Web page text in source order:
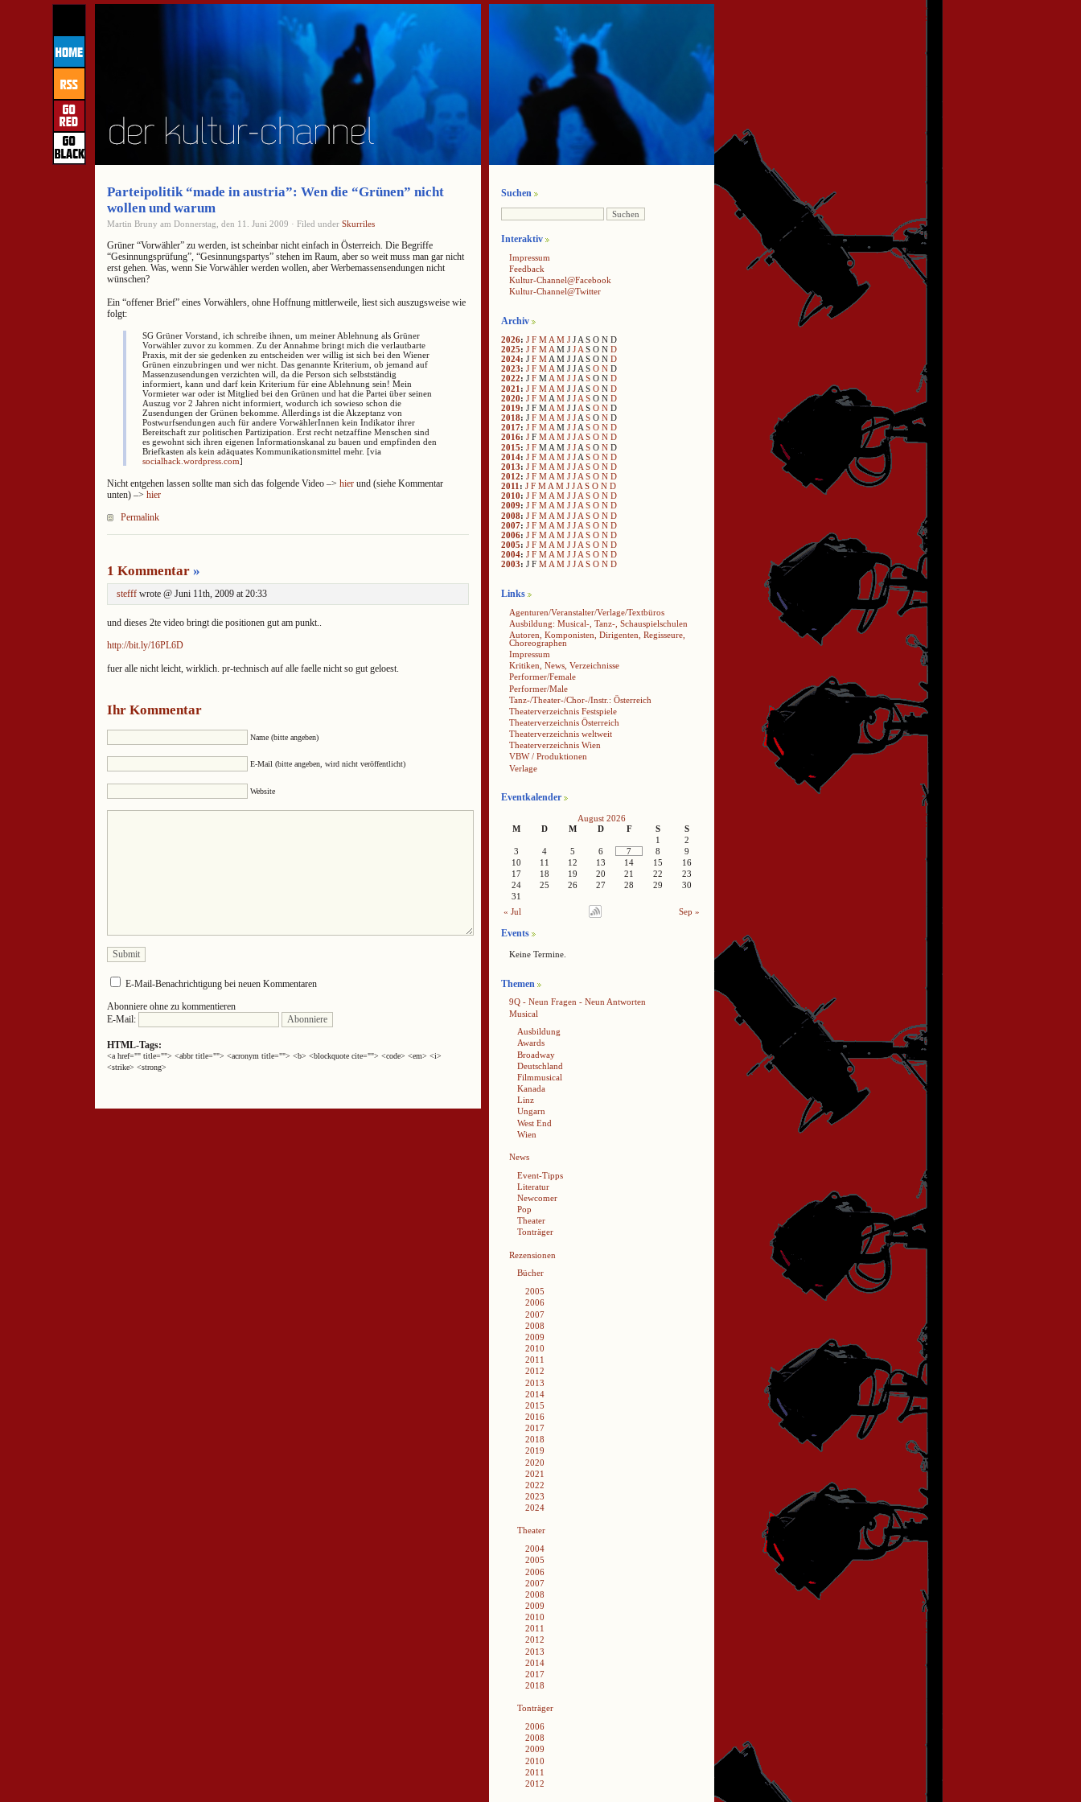
Parteipolitik “made in austria”: Wen die “Grünen” nicht
wollen und warum
Martin Bruny am Donnerstag, den 11. Juni 2009 · Filed under Skurriles
Grüner “Vorwähler” zu werden, ist scheinbar nicht einfach in Österreich. Die Begriffe
“Gesinnungsprüfung”, “Gesinnungspartys” stehen im Raum, aber so weit muss man gar nicht
erst gehen. Was, wenn Sie Vorwähler werden wollen, aber Werbemassensendungen nicht
wünschen?
Ein “offener Brief” eines Vorwählers, ohne Hoffnung mittlerweile, liest sich auszugsweise wie
folgt:
SG Grüner Vorstand, ich schreibe ihnen, um meiner Ablehnung als Grüner
Vorwähler zuvor zu kommen. Zu der Annahme bringt mich die verlautbarte
Praxis, mit der sie gedenken zu entscheiden wer willig ist sich bei den Wiener
Grünen einzubringen und wer nicht. Das genannte Kriterium, ob jemand auf
Massenzusendungen verzichten will, da die Person sich selbstständig
informiert, kann und darf kein Kriterium für eine Ablehnung sein! Mein
Vormieter war oder ist Mitglied bei den Grünen und hat die Partei über seinen
Auszug vor 2 Jahren nicht informiert, wodurch ich sowieso schon die
Zusendungen der Grünen bekomme. Allerdings ist die Akzeptanz von
Postwurfsendungen auch für andere VorwählerInnen kein Indikator ihrer
Bereitschaft zur politischen Partizipation. Erst recht netzaffine Menschen sind
es gewohnt sich ihren eigenen Informationskanal zu bauen und empfinden den
Briefkasten als kein adäquates Kommunikationsmittel mehr. [via
socialhack.wordpress.com]
Nicht entgehen lassen sollte man sich das folgende Video –> hier und (siehe Kommentar
unten) –> hier
Permalink
1 Kommentar »
stefff wrote @ Juni 11th, 2009 at 20:33
und dieses 2te video bringt die positionen gut am punkt..
http://bit.ly/16PL6D
fuer alle nicht leicht, wirklich. pr-technisch auf alle faelle nicht so gut geloest.
Ihr Kommentar
Name (bitte angeben)
E-Mail (bitte angeben, wird nicht veröffentlicht)
Website
E-Mail-Benachrichtigung bei neuen Kommentaren
Abonniere ohne zu kommentieren
E-Mail:
HTML-Tags:
<a href="" title=""> <abbr title=""> <acronym title=""> <b> <blockquote cite=""> <code> <em> <i>
<strike> <strong>
Suchen
Interaktiv
Impressum
Feedback
Kultur-Channel@Facebook
Kultur-Channel@Twitter
Archiv
2026: J F M A M J J A S O N D
2025: J F M A M J J A S O N D
2024: J F M A M J J A S O N D
2023: J F M A M J J A S O N D
2022: J F MA M J JA S O N D
2021 : J F M A M J J A S O N D
2020: J F M A M J J A S O N D
2019: J F M A M J J A S O N D
2018: J F M A M J J A S O N D
2017: J F M A M J J A S O N D
2016: J F M A M J J A S O N D
2015: J F M A M J J A S O N D
2014: J F M A M J J A S O N D
2013: J F M A M J J A S O N D
2012: J F M A M J J A S O N D
2011 : J F M A M J J A S O N D
2010: J F M A M J J A S O N D
2009: J F MA M J JA S O N D
2008: J F M A M J J A S O N D
2007: J F M A M J J A S O N D
2006: J F M A M J J A S O N D
2005: J F M A M J J A S O N D
2004: J F M A M J J A S O N D
2003: J F M A M J J A S O N D
Links
Agenturen/Veranstalter/Verlage/Textbüros
Ausbildung: Musical-, Tanz-, Schauspielschulen
Autoren, Komponisten, Dirigenten, Regisseure,
Choreographen
Impressum
Kritiken, News, Verzeichnisse
Performer/Female
Performer/Male
Tanz-/Theater-/Chor-/Instr.: Österreich
Theaterverzeichnis Festspiele
Theaterverzeichnis Österreich
Theaterverzeichnis weltweit
Theaterverzeichnis Wien
VBW / Produktionen
Verlage
Eventkalender
August 2026
M
D M D F S
S
1
2
3
4 5 6 7 8
9
10
11 12 13 14 15
16
17
18 19 20 21 22
23
24
25 26 27 28 29
30
31
« Jul
Sep »
Events
Keine Termine.
Themen
9Q - Neun Fragen - Neun Antworten
Musical
Ausbildung
Awards
Broadway
Deutschland
Filmmusical
Kanada
Linz
Ungarn
West End
Wien
News
Event-Tipps
Literatur
Newcomer
Pop
Theater
Tonträger
Rezensionen
Bücher
2005
2006
2007
2008
2009
2010
2011
2012
2013
2014
2015
2016
2017
2018
2019
2020
2021
2022
2023
2024
Theater
2004
2005
2006
2007
2008
2009
2010
2011
2012
2013
2014
2017
2018
Tonträger
2006
2008
2009
2010
2011
2012